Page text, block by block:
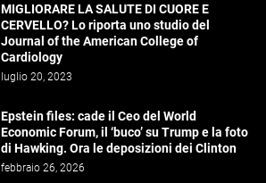
MIGLIORARE LA SALUTE DI CUORE E
CERVELLO? Lo riporta uno studio del
Journal of the American College of
Cardiology
luglio 20, 2023
Epstein files: cade il Ceo del World
Economic Forum, il ‘buco’ su Trump e la foto
di Hawking. Ora le deposizioni dei Clinton
febbraio 26, 2026